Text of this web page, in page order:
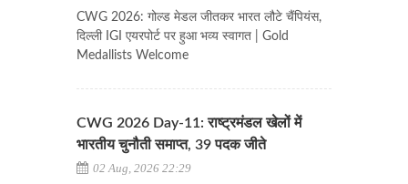
CWG 2026: गोल्ड मेडल जीतकर भारत लौटे चैंपियंस,
दिल्ली IGI एयरपोर्ट पर हुआ भव्य स्वागत | Gold
Medallists Welcome
CWG 2026 Day-11: राष्ट्रमंडल खेलों में
भारतीय चुनौती समाप्त, 39 पदक जीते
02 Aug, 2026 22:29